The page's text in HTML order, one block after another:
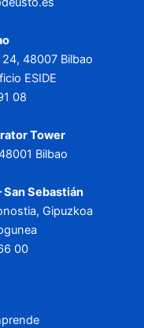
48007 Bilbao
ESIDE
08
Tower
Bilbao
San Sebastián
Gipuzkoa
00